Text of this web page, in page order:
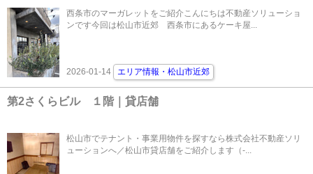
西条市のマーガレットをご紹介こんにちは不動産ソリューショ
ンです今回は松山市近郊 西条市にあるケーキ屋...
2026-01-14 エリア情報・松山市近郊
第2さくらビル １階｜貸店舗
松山市でテナント・事業用物件を探すなら株式会社不動産ソリ
ューションへ／松山市貸店舗をご紹介します（‐...